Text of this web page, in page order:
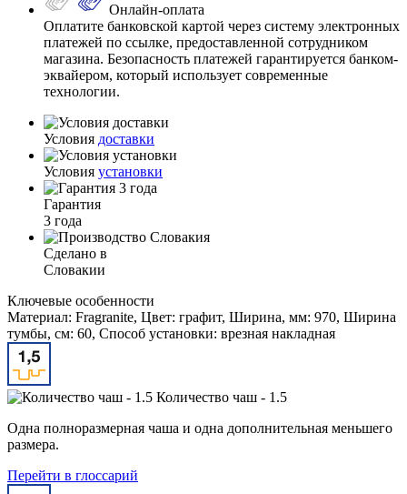
Онлайн-оплата
Оплатите банковской картой через систему электронных
платежей по ссылке, предоставленной сотрудником
магазина. Безопасность платежей гарантируется банком-
эквайером, который использует современные
технологии.
Условия доставки
Условия установки
Гарантия
3 года
Сделано в
Словакии
Ключевые особенности
Материал: Fragranite, Цвет: графит, Ширина, мм: 970, Ширина
тумбы, см: 60, Способ установки: врезная накладная
Количество чаш - 1.5
Одна полноразмерная чаша и одна дополнительная меньшего
размера.
Перейти в глоссарий